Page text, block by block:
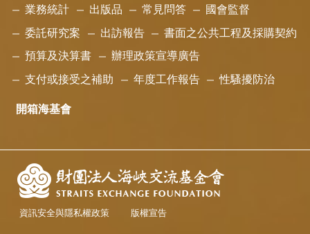
業務統計 出版品 常見問答 國會監督
委託研究案 出訪報告 書面之公共工程及採購契約
預算及決算書 辦理政策宣導廣告
支付或接受之補助 年度工作報告 性騷擾防治
開箱海基會
資訊安全與隱私權政策 版權宣告